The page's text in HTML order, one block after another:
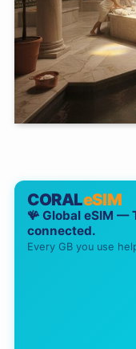
CORALeSIM
🪸 Global eSIM —
connected.
Every GB you use